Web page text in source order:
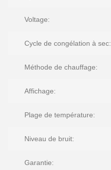
Voltage:
Cycle de congélation à sec:
Méthode de chauffage:
Affichage:
Plage de température:
Niveau de bruit:
Garantie: